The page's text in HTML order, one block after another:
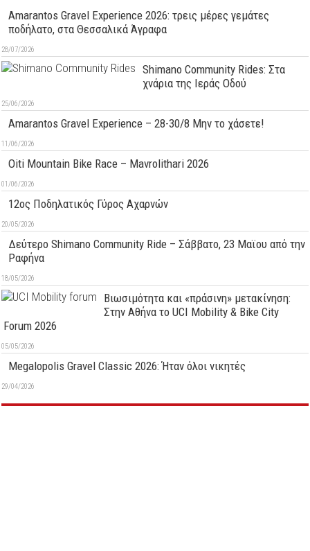
Amarantos Gravel Experience 2026: τρεις μέρες γεμάτες
ποδήλατο, στα Θεσσαλικά Άγραφα
28/07/2026
Shimano Community Rides: Στα
χνάρια της Ιεράς Οδού
25/06/2026
Amarantos Gravel Experience – 28-30/8 Μην το χάσετε!
11/06/2026
Oiti Mountain Bike Race – Mavrolithari 2026
01/06/2026
12ος Ποδηλατικός Γύρος Αχαρνών
20/05/2026
Δεύτερo Shimano Community Ride – Σάββατο, 23 Μαϊου από την
Ραφήνα
18/05/2026
Βιωσιμότητα και «πράσινη» μετακίνηση:
Στην Αθήνα το UCI Mobility & Bike City
Forum 2026
05/05/2026
Megalopolis Gravel Classic 2026: Ήταν όλοι νικητές
29/04/2026